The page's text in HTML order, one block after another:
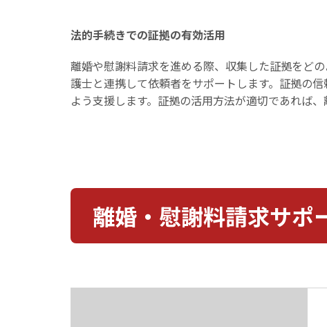
法的手続きでの証拠の有効活用
離婚や慰謝料請求を進める際、収集した証拠をど
護士と連携して依頼者をサポートします。証拠の
よう支援します。証拠の活用方法が適切であれば
離婚・慰謝料請求サポ